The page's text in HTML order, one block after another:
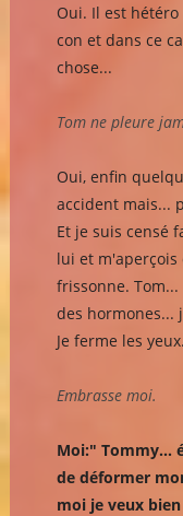
Oui. Il est
con et dans ce
chose...
Tom ne pleure
Oui, enfin
accident mais...
Et je suis censé
lui et
frissonne.
des hormones...
Je ferme les
Embrasse moi.
Moi:" Tommy...
de déformer
moi je veux